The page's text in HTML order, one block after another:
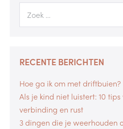
RECENTE BERICHTEN
Hoe ga ik om met driftbuien?
Als je kind niet luistert: 10
verbinding en rust
3 dingen die je weerhouden